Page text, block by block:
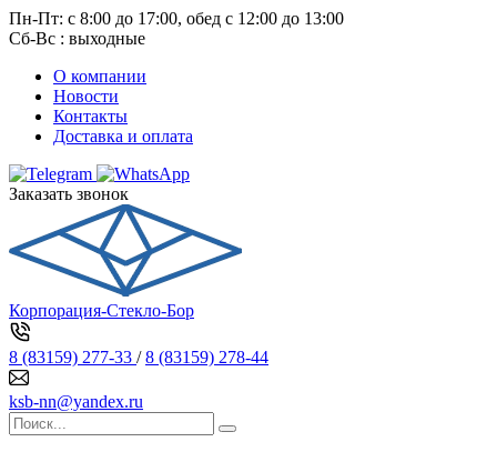
Пн-Пт: с 8:00 до 17:00, обед с 12:00 до 13:00
Сб-Вс : выходные
О компании
Новости
Контакты
Доставка и оплата
Заказать звонок
Корпорация-Стекло-Бор
8 (83159) 277-33 /8 (83159) 278-44
ksb-nn@yandex.ru